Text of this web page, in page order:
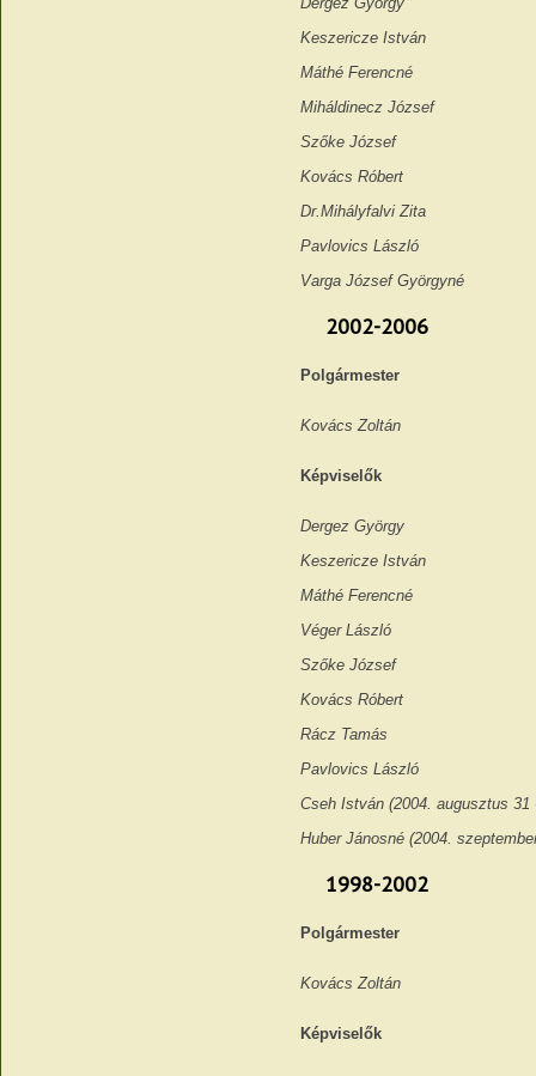
Keszericze István
Máthé Ferencné
Miháldinecz József
Szőke József
Kovács Róbert
Dr.Mihályfalvi Zita
Pavlovics László
Varga József Györgyné
2002-2006
Polgármester
Kovács Zoltán
Képviselők
Dergez György
Keszericze István
Máthé Ferencné
Véger László
Szőke József
Kovács Róbert
Rácz Tamás
Pavlovics László
Cseh István (2004. augusztus 31
Huber Jánosné (2004.
1998-2002
Polgármester
Kovács Zoltán
Képviselők